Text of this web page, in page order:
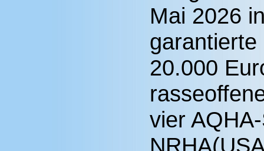
Mai 2026
20.000
vier